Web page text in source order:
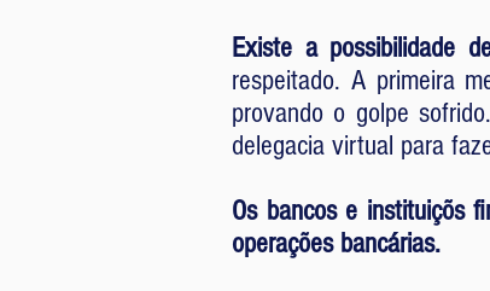
Existe a possibilidade
respeitado. A primeira
provando o golpe
delegacia virtual para
Os bancos e instituiçõs
operações bancárias.